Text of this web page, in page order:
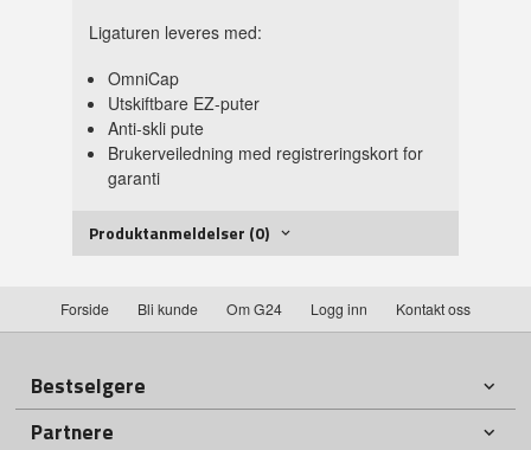
Ligaturen leveres med:
OmniCap
Utskiftbare EZ-puter
Anti-skli pute
Brukerveiledning med registreringskort for
garanti
Produktanmeldelser (0)
Forside Bli kunde Om G24 Logg inn Kontakt oss
Bestselgere
Partnere